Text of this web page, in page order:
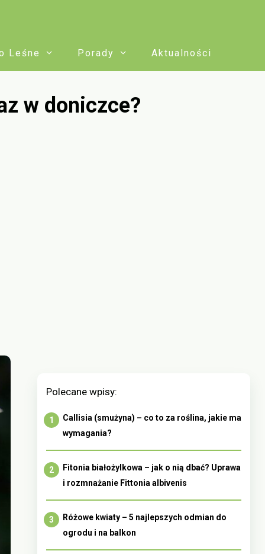
Leśne Porady Aktualności
w doniczce?
Polecane wpisy:
Callisia (smużyna) – co to za roślina, jakie ma
wymagania?
Fitonia białożylkowa – jak o nią dbać? Uprawa
i rozmnażanie Fittonia albivenis
Różowe kwiaty – 5 najlepszych odmian do
ogrodu i na balkon